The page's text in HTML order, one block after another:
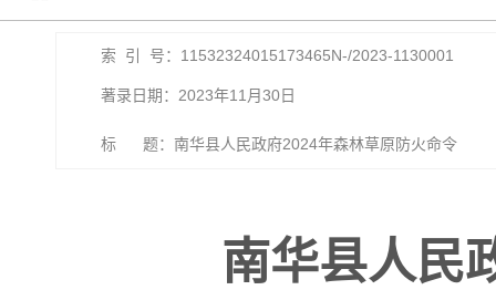
索 引 号：11532324015173465N-/2023-1130001
著录日期：2023年11月30日
标 题：南华县人民政府2024年森林草原防火命令
南华县人民